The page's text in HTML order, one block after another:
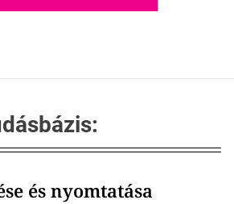
és nyomtatása